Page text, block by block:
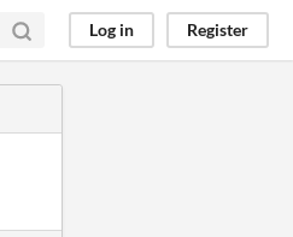
Log in Register